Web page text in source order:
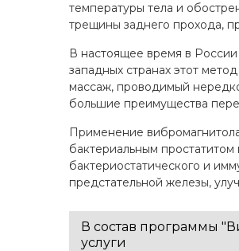
температуры тела и
трещины заднего прохода,
В настоящее время в
западных странах этот
массаж, проводимый
большие преимущества
Применение
бактериальным простатитом
бактериостатического и
предстательной железы,
В состав программы
услуги